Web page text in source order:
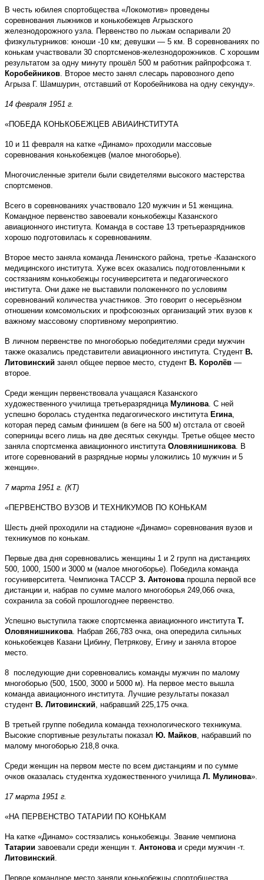
В честь юбилея спортобщества «Локомотив» проведены
соревнования лыжников и конькобежцев Агрызского
железнодорожного узла. Первенство по лыжам оспаривали 20
физкультурников: юноши -10 км; девушки — 5 км. В соревнованиях по
конькам участвовали 30 спортсменов-железнодорожников. С хорошим
результатом за одну минуту прошёл 500 м работник райпрофсожа т.
Коробейников . Второе место занял слесарь паровозного депо
Агрыза Г. Шамшурин, отставший от Коробейникова на одну секунду».
14 февраля 1951 г.
«ПОБЕДА КОНЬКОБЕЖЦЕВ АВИАИНСТИТУТА
10 и 11 февраля на катке «Динамо» проходили массовые
соревнования конькобежцев (малое многоборье).
Многочисленные зрители были свидетелями высокого мастерства
спортсменов.
Всего в соревнованиях участвовало 120 мужчин и 51 женщина.
Командное первенство завоевали конькобежцы Казанского
авиационного института. Команда в составе 13 третьеразрядников
хорошо подготовилась к соревнованиям.
Второе место заняла команда Ленинского района, третье -Казанского
медицинского института. Хуже всех оказались подготовленными к
состязаниям конькобежцы госуниверситета и педагогического
института. Они даже не выставили положенного по условиям
соревнований количества участников. Это говорит о несерьёзном
отношении комсомольских и профсоюзных организаций этих вузов к
важному массовому спортивному мероприятию.
В личном первенстве по многоборью победителями среди мужчин
также оказались представители авиационного института. Студент В.
Литовинский занял общее первое место, студент В. Королёв —
второе.
Среди женщин первенствовала учащаяся Казанского
художественного училища третьеразрядница Мулинова . С ней
успешно боролась студентка педагогического института Егина
которая перед самым финишем (в беге на 500 м) отстала от своей
соперницы всего лишь на две десятых секунды. Третье общее место
заняла спортсменка авиационного института Оловянишникова . В
итоге соревнований в разрядные нормы уложились 10 мужчин и 5
женщин».
7 марта 1951 г. (КТ)
«ПЕРВЕНСТВО ВУЗОВ И ТЕХНИКУМОВ ПО КОНЬКАМ
Шесть дней проходили на стадионе «Динамо» соревнования вузов и
техникумов по конькам.
Первые два дня соревновались женщины 1 и 2 групп на дистанциях
500, 1000, 1500 и 3000 м (малое многоборье). Победила команда
госуниверситета. Чемпионка ТАССР З. Антонова прошла первой все
дистанции и, набрав по сумме малого многоборья 249,066 очка,
сохранила за собой прошлогоднее первенство.
Успешно выступила также спортсменка авиационного института Т.
Оловянишникова . Набрав 266,783 очка, она опередила сильных
конькобежцев Казани Цибину, Петрякову, Егину и заняла второе
место.
8 последующие дни соревновались команды мужчин по малому
многоборью (500, 1500, 3000 и 5000 м). На первое место вышла
команда авиационного института. Лучшие результаты показал
студент В. Литовинский , набравший 225,175 очка.
В третьей группе победила команда технологического техникума.
Высокие спортивные результаты показал Ю. Майков , набравший по
малому многоборью 218,8 очка.
Среди женщин на первом месте по всем дистанциям и по сумме
очков оказалась студентка художественного училища Л. Мулинова».
17 марта 1951 г.
«НА ПЕРВЕНСТВО ТАТАРИИ ПО КОНЬКАМ
На катке «Динамо» состязались конькобежцы. Звание чемпиона
Татарии завоевали среди женщин т. Антонова и среди мужчин -т.
Литовинский
Первое командное место заняли конькобежцы спортобщества